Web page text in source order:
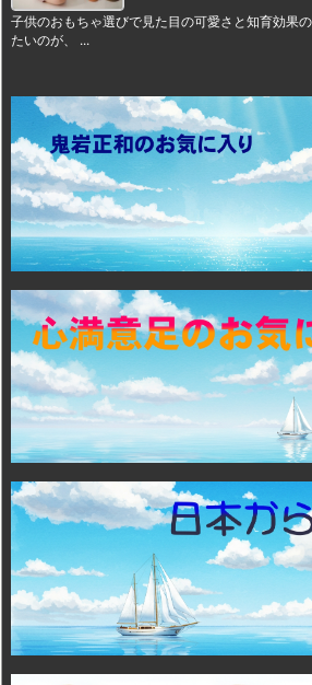
子供のおもちゃ選びで見た目の可愛さと知育効果
たいのが、 ...